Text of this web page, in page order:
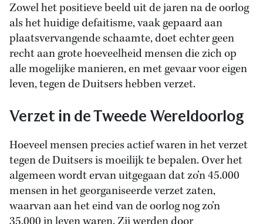
Zowel het positieve beeld uit de jaren na de oorlog
als het huidige defaitisme, vaak gepaard aan
plaatsvervangende schaamte, doet echter geen
recht aan grote hoeveelheid mensen die zich op
alle mogelijke manieren, en met gevaar voor eigen
leven, tegen de Duitsers hebben verzet.
Verzet in de Tweede Wereldoorlog
Hoeveel mensen precies actief waren in het verzet
tegen de Duitsers is moeilijk te bepalen. Over het
algemeen wordt ervan uitgegaan dat zo’n 45.000
mensen in het georganiseerde verzet zaten,
waarvan aan het eind van de oorlog nog zo’n